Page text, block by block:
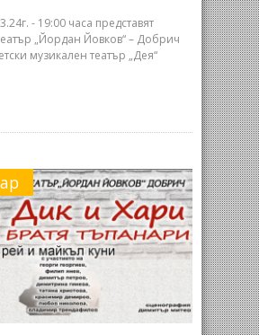
- 19:00 часа представят
„Йордан Йовков“ – Добрич
музикален театър „Дея“